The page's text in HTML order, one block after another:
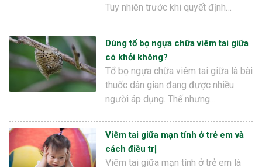
Tuy nhiên trước khi quyết định…
Dùng tổ bọ ngựa chữa viêm tai giữa
có khỏi không?
Tổ bọ ngựa chữa viêm tai giữa là bài
thuốc dân gian đang được nhiều
người áp dụng. Thế nhưng…
Viêm tai giữa mạn tính ở trẻ em và
cách điều trị
Viêm tai giữa mạn tính ở trẻ em là